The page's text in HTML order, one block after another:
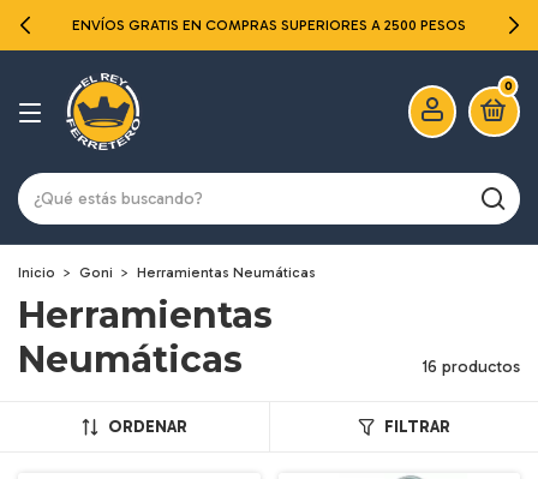
ENVÍOS GRATIS EN COMPRAS SUPERIORES A 2500 PESOS
0
Inicio > Goni > Herramientas Neumáticas
Herramientas
Neumáticas
16 productos
ORDENAR FILTRAR